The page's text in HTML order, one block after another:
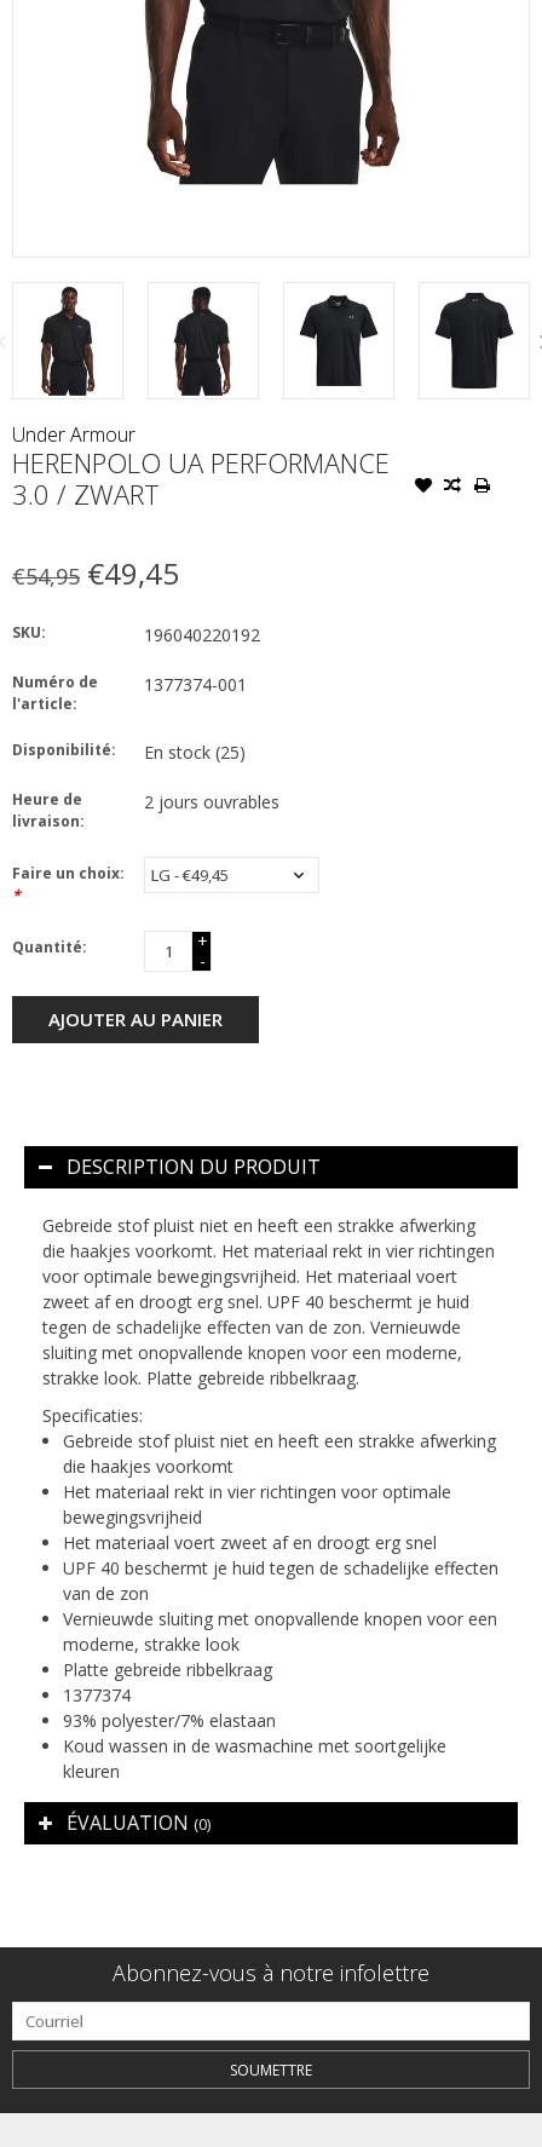
Under Armour
HERENPOLO UA PERFORMANCE
3.0 / ZWART
€54,95 €49,45
SKU: 196040220192
Numéro de
l'article:
1377374-001
Disponibilité: En stock (25)
Heure de
livraison:
2 jours ouvrables
Faire un choix:
*
Quantité:
+
-
AJOUTER AU PANIER
DESCRIPTION DU PRODUIT
Gebreide stof pluist niet en heeft een strakke afwerking
die haakjes voorkomt. Het materiaal rekt in vier richtingen
voor optimale bewegingsvrijheid. Het materiaal voert
zweet af en droogt erg snel. UPF 40 beschermt je huid
tegen de schadelijke effecten van de zon. Vernieuwde
sluiting met onopvallende knopen voor een moderne,
strakke look. Platte gebreide ribbelkraag.
Specificaties:
Gebreide stof pluist niet en heeft een strakke afwerking
die haakjes voorkomt
Het materiaal rekt in vier richtingen voor optimale
bewegingsvrijheid
Het materiaal voert zweet af en droogt erg snel
UPF 40 beschermt je huid tegen de schadelijke effecten
van de zon
Vernieuwde sluiting met onopvallende knopen voor een
moderne, strakke look
Platte gebreide ribbelkraag
1377374
93% polyester/7% elastaan
Koud wassen in de wasmachine met soortgelijke
kleuren
ÉVALUATION (0)
Abonnez-vous à notre infolettre
SOUMETTRE